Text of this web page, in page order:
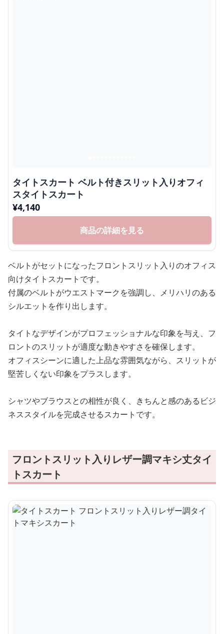
タイトスカート ベルト付きスリット入りオフィ
スタイトスカート
¥4,140
商品の詳細を見る
ベルトがセットになったフロントスリット入りのオフィス
向けタイトスカートです。
付属のベルトがウエストマークを強調し、メリハリのある
シルエットを作り出します。
タイトなデザインがプロフェッショナルな印象を与え、フ
ロントのスリットが適度な動きやすさを確保します。
オフィスシーンに適した上品な雰囲気ながら、スリットが
堅苦しくない印象をプラスします。
シャツやブラウスとの相性が良く、きちんと感のあるビジ
ネススタイルを完成させるスカートです。
フロントスリット入りレザー調マキシ丈タイ
トスカート